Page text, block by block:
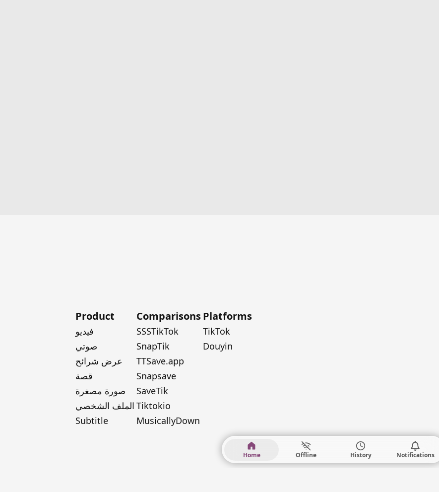
Product
فيديو
صوتي
عرض شرائح
قصة
صورة مصغرة
الملف الشخصي
Subtitle
Comparisons
SSSTikTok
SnapTik
TTSave.app
Snapsave
SaveTik
Tiktokio
MusicallyDown
Platforms
TikTok
Douyin
Home Offline History Notifications